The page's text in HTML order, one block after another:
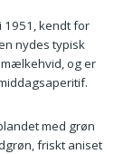
1951, kendt for
nydes typisk
og er
med grøn
friskt aniset